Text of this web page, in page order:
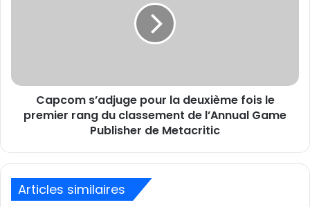
rang
classement
Game
de
Metacritic
Capcom s’adjuge pour la deuxième fois le
premier rang du classement de l’Annual Game
Publisher de Metacritic
Articles similaires